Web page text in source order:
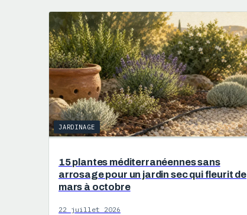
JARDINAGE
15 plantes méditerranéennes sans
arrosage pour un jardin sec qui fleurit de
mars à octobre
22 juillet 2026